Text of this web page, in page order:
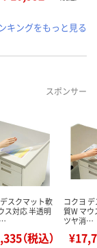
キングをもっと見る
スポンサー
スクマット軟
ス対応 半透明
（税込）
コクヨ
質W マウ
ツヤ消…